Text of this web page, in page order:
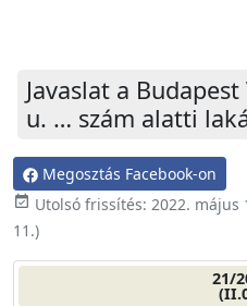
Javaslat a
u. … szám alatti
Megosztás Facebook-on
event_available Utolsó frissítés: 2022. május
11.)
21/